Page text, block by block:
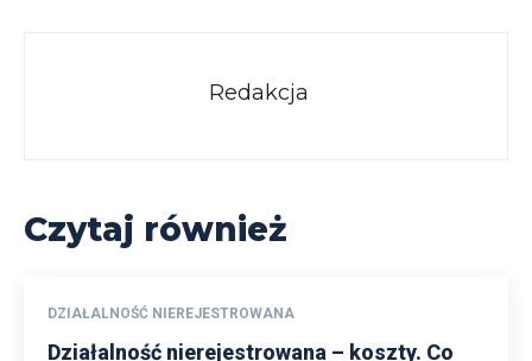
Redakcja
Czytaj również
DZIAŁALNOŚĆ NIEREJESTROWANA
Działalność nierejestrowana – koszty. Co